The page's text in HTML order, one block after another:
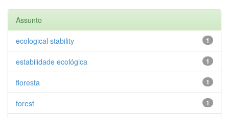
Assunto
1
ecological stability
1
estabilidade ecológica
1
floresta
1
forest